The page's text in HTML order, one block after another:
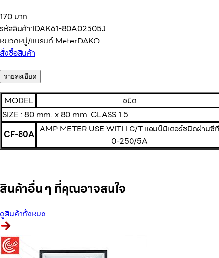
170 บาท
รหัสสินค้า:IDAK61-80A02505J
หมวดหมู่/แบรนด์:MeterDAKO
สั่งซื้อสินค้า
รายละเอียด
MODEL
ชนิด
SIZE : 80 mm. x 80 mm. CLASS 1.5
CF-80A AMP METER USE WITH C/T แอมป์มิเตอร์ชนิดผ่านซีที
0-250/5A
สินค้าอื่น ๆ ที่คุณอาจสนใจ
ดูสินค้าทั้งหมด